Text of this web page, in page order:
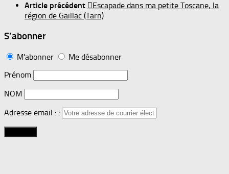
Article précédent
Escapade dans ma petite Toscane, la
région de Gaillac (Tarn)
S’abonner
M'abonner
Me désabonner
Prénom
NOM
Adresse email : :